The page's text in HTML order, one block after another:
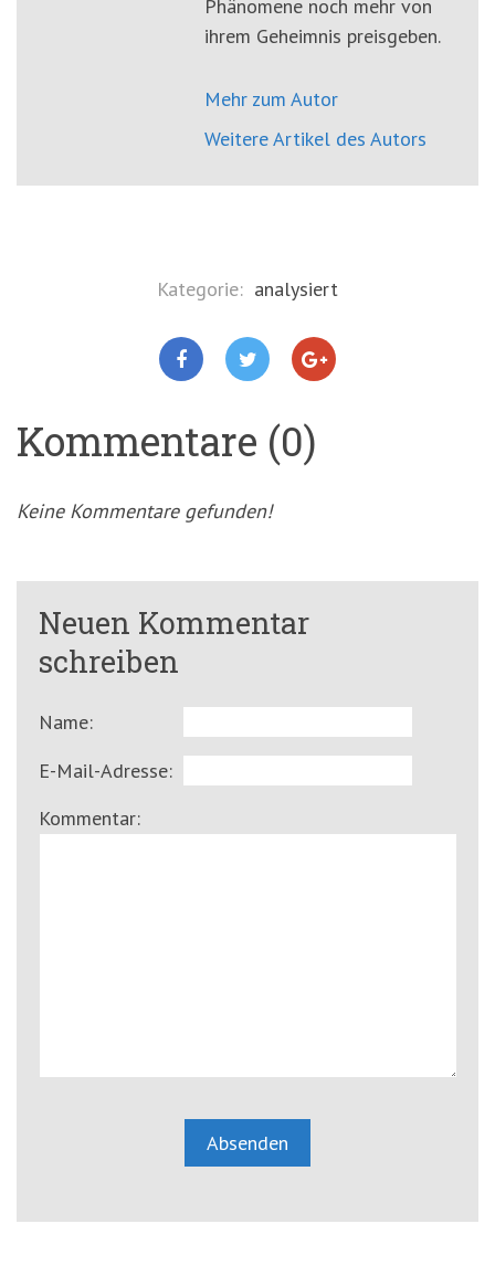
Phänomene noch mehr von
ihrem Geheimnis preisgeben.
Mehr zum Autor
Weitere Artikel des Autors
Kategorie: analysiert
Kommentare (0)
Keine Kommentare gefunden!
Neuen Kommentar
schreiben
Name:
E-Mail-Adresse:
Kommentar: